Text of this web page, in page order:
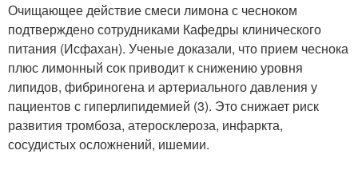
Очищающее действие смеси лимона с чесноком
подтверждено сотрудниками Кафедры клинического
питания (Исфахан). Ученые доказали, что прием чеснока
плюс лимонный сок приводит к снижению уровня
липидов, фибриногена и артериального давления у
пациентов с гиперлипидемией (3). Это снижает риск
развития тромбоза, атеросклероза, инфаркта,
сосудистых осложнений, ишемии.